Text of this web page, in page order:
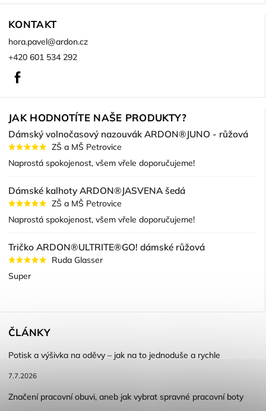
KONTAKT
hora.pavel@ardon.cz
+420 601 534 292
JAK HODNOTÍTE NAŠE PRODUKTY?
Dámský volnočasový nazouvák ARDON®JUNO - růžová
ZŠ a MŠ Petrovice
Naprostá spokojenost, všem vřele doporučujeme!
Dámské kalhoty ARDON®JASVENA šedá
ZŠ a MŠ Petrovice
Naprostá spokojenost, všem vřele doporučujeme!
Tričko ARDON®ULTRITE®GO! dámské růžová
Ruda Glasser
Super
ČLÁNKY
Potisk a výšivka na oděvy – jak na to jednoduše a rychle
7.7.2026
Značení pracovní obuvi, aneb jak vybrat spravné pracovní boty